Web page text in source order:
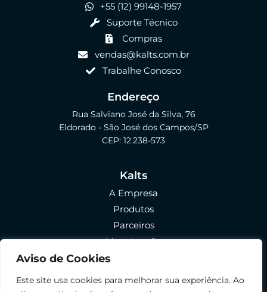
Aviso de Cookies
Este site usa cookies para melhorar sua experiência. Ao
+55 (12) 99148-1957
Suporte Técnico
Compras
vendas@kalts.com.br
Trabalhe Conosco
Endereço
Rua Salviano José da Silva, 76
Eldorado - São José dos Campos/SP
CEP: 12.238-573
Kalts
A Empresa
Produtos
Parceiros
Manutenção
Política de Envio e Devolução